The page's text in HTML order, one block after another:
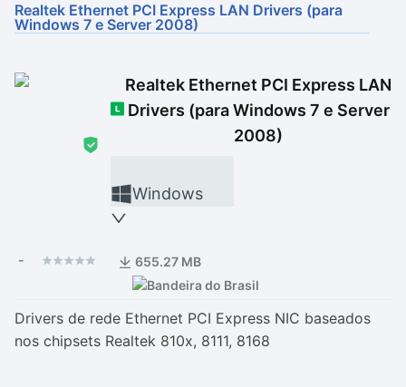
Drivers
Ver mais
Outros
Ver mais
Realtek Ethernet PCI Express LAN Drivers (para
Windows 7 e Server 2008)
Realtek Ethernet PCI Express LAN
Drivers (para Windows 7 e Server
2008)
Windows
- 655.27 MB
Drivers de rede Ethernet PCI Express NIC baseados
nos chipsets Realtek 810x, 8111, 8168